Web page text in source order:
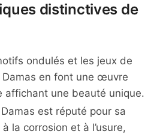
distinctives de
ondulés et les jeux de
Damas en font une œuvre
affichant une beauté unique.
Damas est réputé pour sa
la corrosion et à l’usure,